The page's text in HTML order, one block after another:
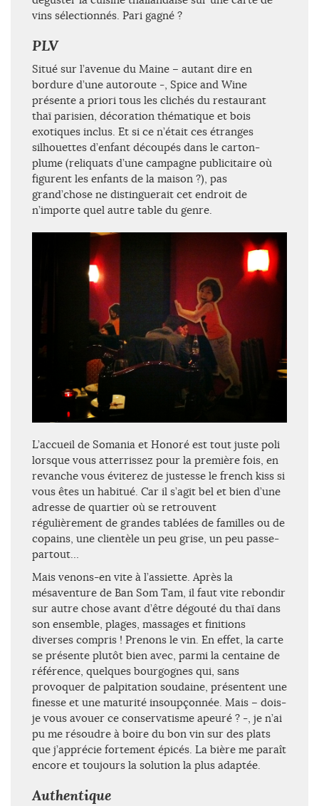
vins sélectionnés. Pari gagné ?
PLV
Situé sur l’avenue du Maine – autant dire en
bordure d’une autoroute -, Spice and Wine
présente a priori tous les clichés du restaurant
thaï parisien, décoration thématique et bois
exotiques inclus. Et si ce n’était ces étranges
silhouettes d’enfant découpés dans le carton-
plume (reliquats d’une campagne publicitaire où
figurent les enfants de la maison ?), pas
grand’chose ne distinguerait cet endroit de
n’importe quel autre table du genre.
L’accueil de Somania et Honoré est tout juste poli
lorsque vous atterrissez pour la première fois, en
revanche vous éviterez de justesse le french kiss si
vous êtes un habitué. Car il s’agit bel et bien d’une
adresse de quartier où se retrouvent
régulièrement de grandes tablées de familles ou de
copains, une clientèle un peu grise, un peu passe-
partout…
Mais venons-en vite à l’assiette. Après la
mésaventure de Ban Som Tam, il faut vite rebondir
sur autre chose avant d’être dégouté du thaï dans
son ensemble, plages, massages et finitions
diverses compris ! Prenons le vin. En effet, la carte
se présente plutôt bien avec, parmi la centaine de
référence, quelques bourgognes qui, sans
provoquer de palpitation soudaine, présentent une
finesse et une maturité insoupçonnée. Mais – dois-
je vous avouer ce conservatisme apeuré ? -, je n’ai
pu me résoudre à boire du bon vin sur des plats
que j’apprécie fortement épicés. La bière me paraît
encore et toujours la solution la plus adaptée.
Authentique